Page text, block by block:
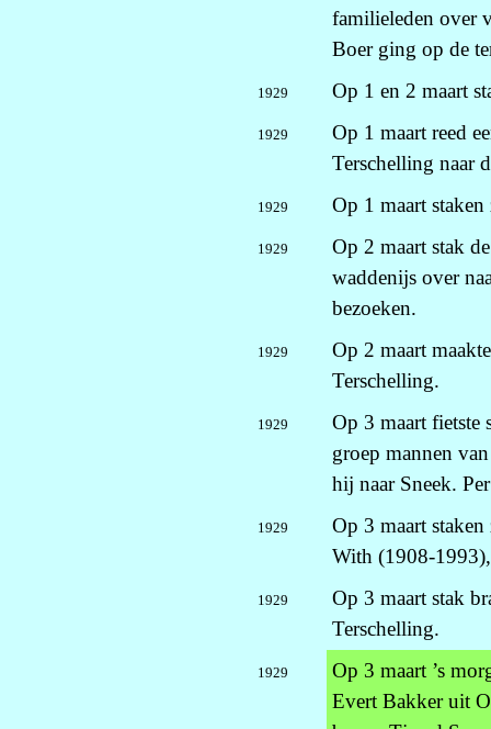
familieleden over
Boer ging op de
1929 Op 1 en 2 maart
1929
Op 1 maart reed
Terschelling naar
1929 Op 1 maart
1929
Op 2 maart stak
waddenijs over
bezoeken.
1929
Op 2 maart
Terschelling.
1929
Op 3 maart fietste
groep mannen
hij naar Sneek.
1929
Op 3 maart
With (1908-
1929
Op 3 maart stak
Terschelling.
1929
Op 3 maart ’s
Evert Bakker uit